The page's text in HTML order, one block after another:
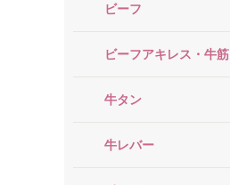
ビーフ
ビーフアキレス・牛筋
牛タン
牛レバー